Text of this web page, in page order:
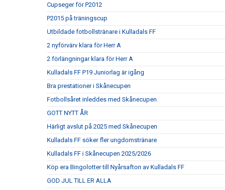
Cupseger för P2012
P2015 på träningscup
Utbildade fotbollstränare i Kulladals FF
2 nyförvärv klara för Herr A
2 förlängningar klara för Herr A
Kulladals FF P19 Juniorlag är igång
Bra prestationer i Skånecupen
Fotbollsåret inleddes med Skånecupen
GOTT NYTT ÅR
Härligt avslut på 2025 med Skånecupen
Kulladals FF söker fler ungdomstränare
Kulladals FF i Skånecupen 2025/2026
Köp era Bingolotter till Nyårsafton av Kulladals FF
GOD JUL TILL ER ALLA